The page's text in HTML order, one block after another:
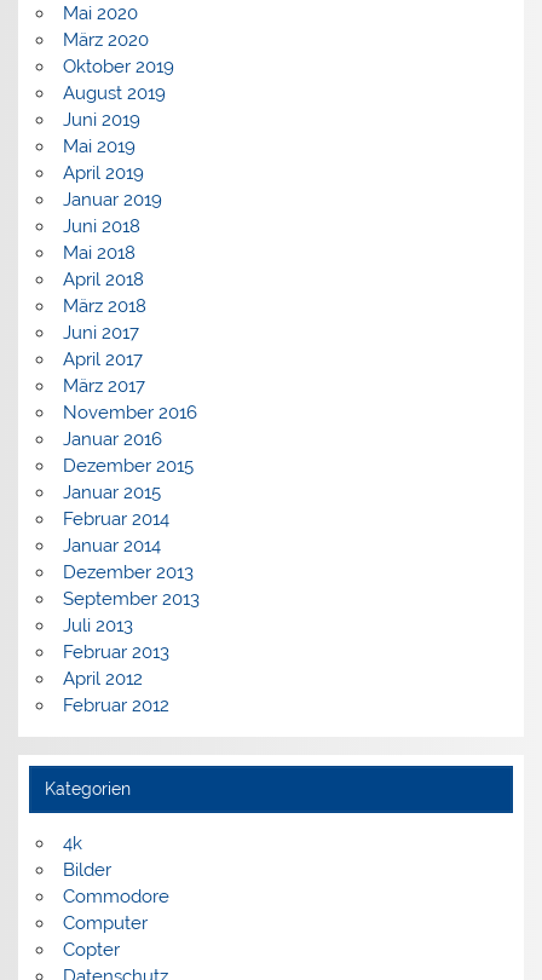
Mai 2020
März 2020
Oktober 2019
August 2019
Juni 2019
Mai 2019
April 2019
Januar 2019
Juni 2018
Mai 2018
April 2018
März 2018
Juni 2017
April 2017
März 2017
November 2016
Januar 2016
Dezember 2015
Januar 2015
Februar 2014
Januar 2014
Dezember 2013
September 2013
Juli 2013
Februar 2013
April 2012
Februar 2012
Kategorien
4k
Bilder
Commodore
Computer
Copter